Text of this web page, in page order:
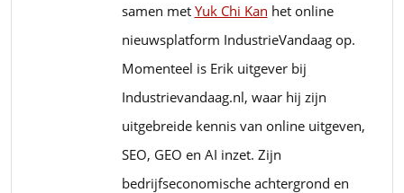
samen met Yuk Chi Kan het online
nieuwsplatform IndustrieVandaag op.
Momenteel is Erik uitgever bij
Industrievandaag.nl, waar hij zijn
uitgebreide kennis van online uitgeven,
SEO, GEO en AI inzet. Zijn
bedrijfseconomische achtergrond en